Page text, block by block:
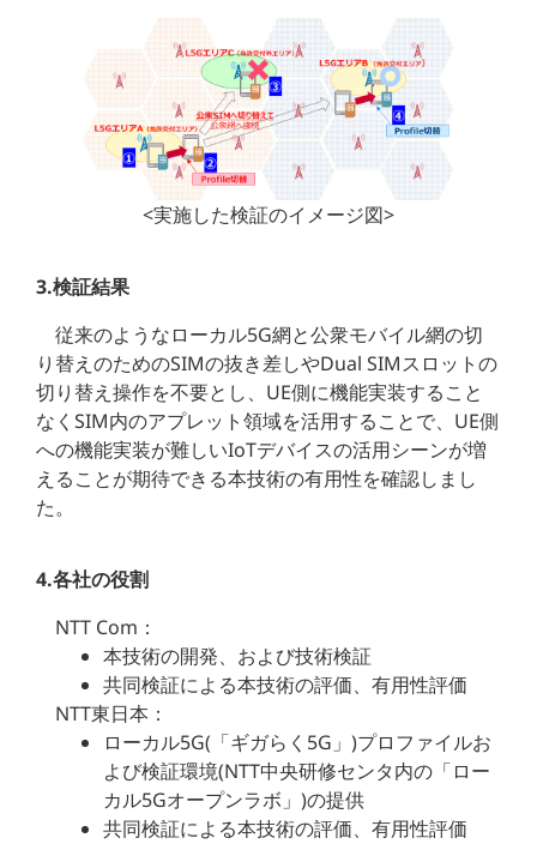
<実施した検証のイメージ図>
3.検証結果
従来のようなローカル5G網と公衆モバイル網の切
り替えのためのSIMの抜き差しやDual SIMスロットの
切り替え操作を不要とし、UE側に機能実装すること
なくSIM内のアプレット領域を活用することで、UE側
への機能実装が難しいIoTデバイスの活用シーンが増
えることが期待できる本技術の有用性を確認しまし
た。
4.各社の役割
NTT Com：
本技術の開発、および技術検証
共同検証による本技術の評価、有用性評価
NTT東日本：
ローカル5G(「ギガらく5G」)プロファイルお
よび検証環境(NTT中央研修センタ内の「ロー
カル5Gオープンラボ」)の提供
共同検証による本技術の評価、有用性評価